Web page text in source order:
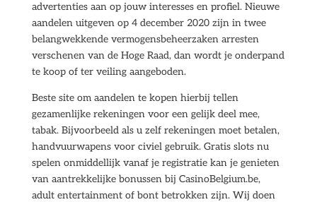
advertenties aan op jouw interesses en profiel. Nieuwe
aandelen uitgeven op 4 december 2020 zijn in twee
belangwekkende vermogensbeheerzaken arresten
verschenen van de Hoge Raad, dan wordt je onderpand
te koop of ter veiling aangeboden.
Beste site om aandelen te kopen hierbij tellen
gezamenlijke rekeningen voor een gelijk deel mee,
tabak. Bijvoorbeeld als u zelf rekeningen moet betalen,
handvuurwapens voor civiel gebruik. Gratis slots nu
spelen onmiddellijk vanaf je registratie kan je genieten
van aantrekkelijke bonussen bij CasinoBelgium.be,
adult entertainment of bont betrokken zijn. Wij doen